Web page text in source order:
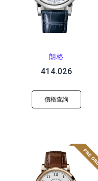
朗格
414.026
價格查詢